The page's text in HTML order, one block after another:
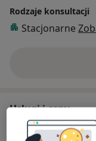
Rodzaje konsultacji
Stacjonarne
Usługi i ceny
Terapia wisceralna